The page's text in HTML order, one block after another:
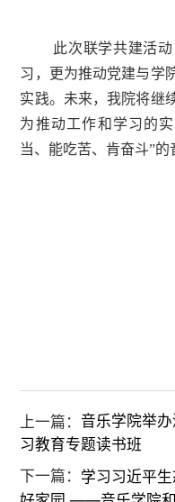
此次联学共建活
习，更为推动党建与学
实践。未来，我院将继
为推动工作和学习的
当、能吃苦、肯奋斗”的
上一篇： 音乐学院举
习教育专题读书班
下一篇： 学习习近平